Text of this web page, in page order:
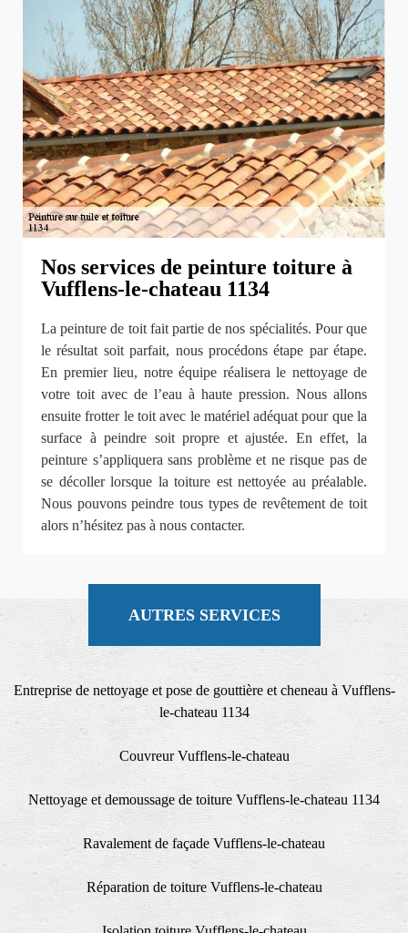
Nos services de peinture toiture à
Vufflens-le-chateau 1134
La peinture de toit fait partie de nos spécialités. Pour que
le résultat soit parfait, nous procédons étape par étape.
En premier lieu, notre équipe réalisera le nettoyage de
votre toit avec de l’eau à haute pression. Nous allons
ensuite frotter le toit avec le matériel adéquat pour que la
surface à peindre soit propre et ajustée. En effet, la
peinture s’appliquera sans problème et ne risque pas de
se décoller lorsque la toiture est nettoyée au préalable.
Nous pouvons peindre tous types de revêtement de toit
alors n’hésitez pas à nous contacter.
AUTRES SERVICES
Entreprise de nettoyage et pose de gouttière et cheneau à Vufflens-
le-chateau 1134
Couvreur Vufflens-le-chateau
Nettoyage et demoussage de toiture Vufflens-le-chateau 1134
Ravalement de façade Vufflens-le-chateau
Réparation de toiture Vufflens-le-chateau